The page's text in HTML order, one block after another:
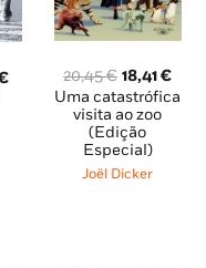
O
20,45€ O
preço
original
era:
20,45 €.
18,41€O
Uma catastrófica
visita ao zoo
(Edição
Especial)
Joël Dicker